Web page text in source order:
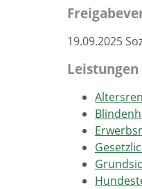
19.09.2025
Leistungen